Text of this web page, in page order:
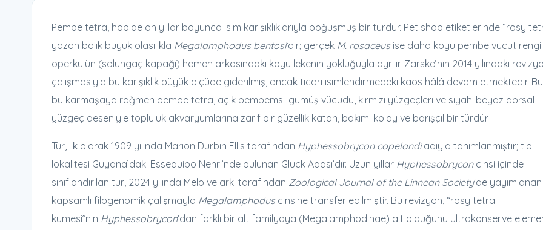
Pembe tetra, hobide on yıllar boyunca isim karışıklıklarıyla boğuşmuş bir türdür. Pet shop etiketlerinde “rosy
yazan balık büyük olasılıkla Megalamphodus bentosi‘dir; gerçek M. rosaceus ise daha koyu pembe vücut rengi
operkülün (solungaç kapağı) hemen arkasındaki koyu lekenin yokluğuyla ayrılır. Zarske’nin 2014 yılındaki
çalışmasıyla bu karışıklık büyük ölçüde giderilmiş, ancak ticari isimlendirmedeki kaos hâlâ devam etmektedir.
bu karmaşaya rağmen pembe tetra, açık pembemsi-gümüş vücudu, kırmızı yüzgeçleri ve siyah-beyaz dorsal
yüzgeç deseniyle topluluk akvaryumlarına zarif bir güzellik katan, bakımı kolay ve barışçıl bir türdür.
Tür, ilk olarak 1909 yılında Marion Durbin Ellis tarafından Hyphessobrycon copelandiadıyla tanımlanmıştır; tip
lokalitesi Guyana’daki Essequibo Nehri’nde bulunan Gluck Adası’dır. Uzun yıllar Hyphessobryconcinsi içinde
sınıflandırılan tür, 2024 yılında Melo ve ark. tarafından Zoological Journal of the Linnean Society‘de yayımlanan
kapsamlı filogenomik çalışmayla Megalamphodus cinsine transfer edilmiştir. Bu revizyon, “rosy tetra
kümesi”nin Hyphessobrycon‘dan farklı bir alt familyaya (Megalamphodinae) ait olduğunu ultrakonserve